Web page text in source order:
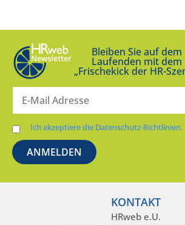
Bleiben Sie auf dem
Laufenden mit dem
„Frischekick der HR-
Ich akzeptiere die Datenschutz-Richtlinien.
KONTAKT
HRweb e.U.